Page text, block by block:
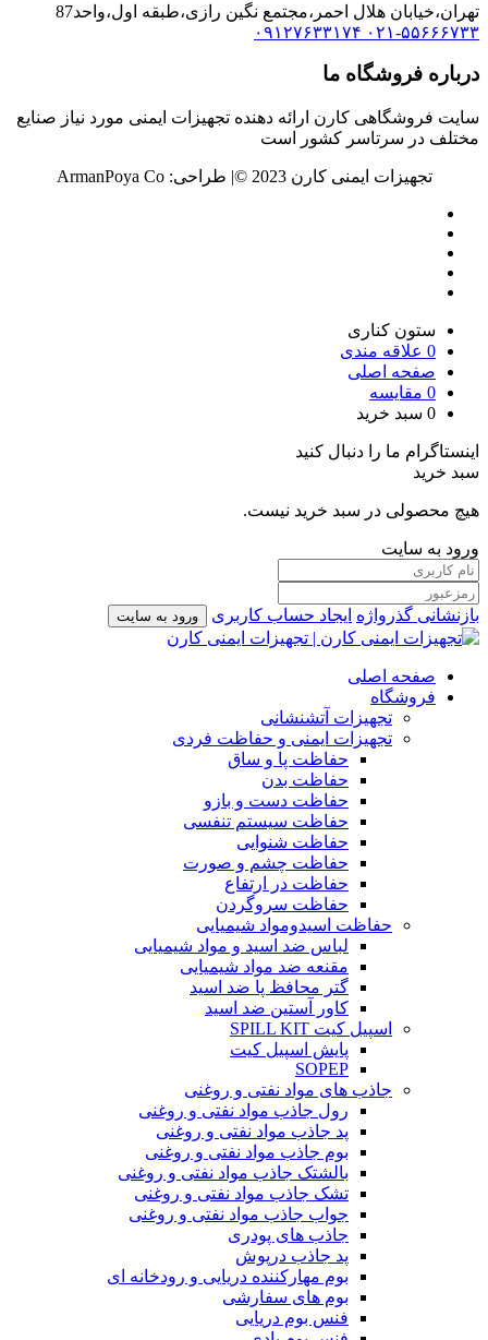
تهران،خیابان هلال احمر،مجتمع نگین رازی،طبقه اول،واحد87
۰۲۱-۵۵۶۶۶۷۳۳ ۰۹۱۲۷۶۳۳۱۷۴
درباره فروشگاه ما
سایت فروشگاهی کارن ارائه دهنده تجهیزات ایمنی مورد نیاز صنایع
مختلف در سرتاسر کشور است
تجهیزات ایمنی کارن 2023 ©️| طراحی: ArmanPoya Co
ستون کناری
0 علاقه مندی
صفحه اصلی
0 مقایسه
0 سبد خرید
اینستاگرام ما را دنبال کنید
سبد خرید
هیچ محصولی در سبد خرید نیست.
ورود به سایت
بازنشانی گذرواژه ایجاد حساب کاربری ورود به سایت
صفحه اصلی
فروشگاه
تجهیزات آتشنشانی
تجهیزات ایمنی و حفاظت فردی
حفاظت پا و ساق
حفاظت بدن
حفاظت دست و بازو
حفاظت سیستم تنفسی
حفاظت شنوایی
حفاظت چشم و صورت
حفاظت در ارتفاع
حفاظت سروگردن
حفاظت اسیدومواد شیمیایی
لباس ضد اسید و مواد شیمیایی
مقنعه ضد مواد شیمیایی
گتر محافظ پا ضد اسید
کاور آستین ضد اسید
اسپیل کیت SPILL KIT
پایش اسپیل کیت
SOPEP
جاذب های مواد نفتی و روغنی
رول جاذب مواد نفتی و روغنی
پد جاذب مواد نفتی و روغنی
بوم جاذب مواد نفتی و روغنی
بالشتک جاذب مواد نفتی و روغنی
تشک جاذب مواد نفتی و روغنی
جواب جاذب مواد نفتی و روغنی
جاذب های پودری
پد جاذب درپوش
بوم مهارکننده دریایی و رودخانه ای
بوم های سفارشی
فنس بوم دریایی